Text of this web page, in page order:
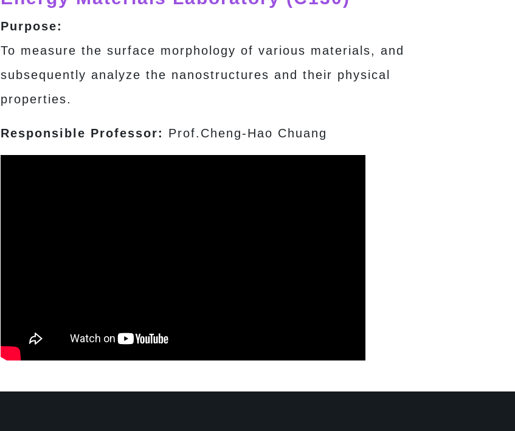
Purpose:
To measure the surface morphology of various materials, and
subsequently analyze the nanostructures and their physical
properties.
Responsible Professor: Prof.Cheng-Hao Chuang